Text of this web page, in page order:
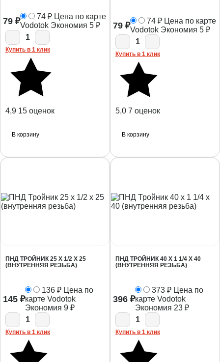
79 ₽ 74 ₽ Цена по карте
Vodotok Экономия 5 ₽
1
Купить в 1 клик
4,9 15 оценок
В корзину
79 ₽ 74 ₽ Цена по карте
Vodotok Экономия 5 ₽
1
Купить в 1 клик
5,0 7 оценок
В корзину
ПНД ТРОЙНИК 25 Х 1/2 Х 25
(ВНУТРЕННЯЯ РЕЗЬБА)
145 ₽
136 ₽ Цена по
карте Vodotok
Экономия 9 ₽
1
Купить в 1 клик
ПНД ТРОЙНИК 40 Х 1 1/4 Х 40
(ВНУТРЕННЯЯ РЕЗЬБА)
396 ₽
373 ₽ Цена по
карте Vodotok
Экономия 23 ₽
1
Купить в 1 клик